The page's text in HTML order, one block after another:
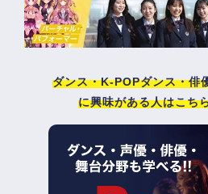
ダンス・K-POPダンス・俳
に興味がある人はこち